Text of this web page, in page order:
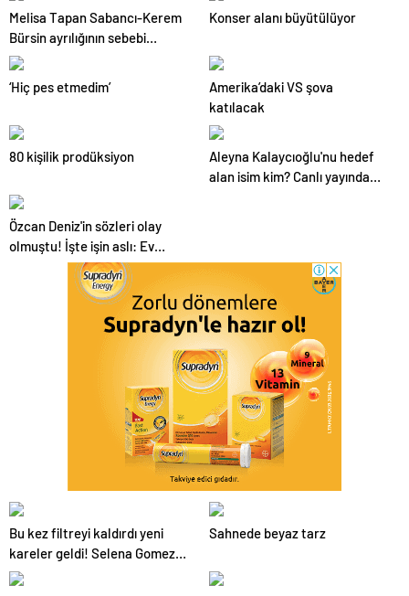
Melisa Tapan Sabancı-Kerem
Bürsin ayrılığının sebebi
ortaya çıktı
Konser alanı büyütülüyor
‘Hiç pes etmedim’
Amerika’daki VS şova
katılacak
80 kişilik prodüksiyon
Aleyna Kalaycıoğlu'nu hedef
alan isim kim? Canlı yayında
Özcan Deniz'in sözleri olay
olmuştu! İşte işin aslı: Ev
bakmaya başlamış
Bu kez filtreyi kaldırdı yeni
kareler geldi! Selena Gomez'in
düğün pastası dikkat çekti
Sahnede beyaz tarz